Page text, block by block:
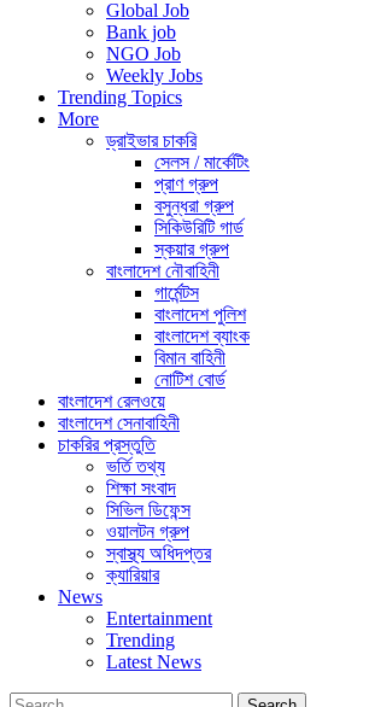
Global Job
Bank job
NGO Job
Weekly Jobs
Trending Topics
More
ড্রাইভার চাকরি
সেলস / মার্কেটিং
প্রাণ গ্রুপ
বসুন্ধরা গ্রুপ
সিকিউরিটি গার্ড
স্কয়ার গ্রুপ
বাংলাদেশ নৌবাহিনী
গার্মেন্টস
বাংলাদেশ পুলিশ
বাংলাদেশ ব্যাংক
বিমান বাহিনী
নোটিশ বোর্ড
বাংলাদেশ রেলওয়ে
বাংলাদেশ সেনাবাহিনী
চাকরির প্রস্তুতি
ভর্তি তথ্য
শিক্ষা সংবাদ
সিভিল ডিফেন্স
ওয়ালটন গ্রুপ
স্বাস্থ্য অধিদপ্তর
ক্যারিয়ার
News
Entertainment
Trending
Latest News